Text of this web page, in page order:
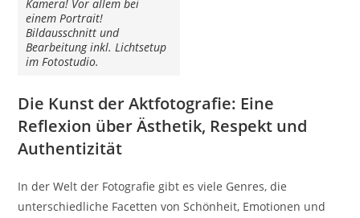
Kamera! Vor allem bei
einem Portrait!
Bildausschnitt und
Bearbeitung inkl. Lichtsetup
im Fotostudio.
Die Kunst der Aktfotografie: Eine
Reflexion über Ästhetik, Respekt und
Authentizität
In der Welt der Fotografie gibt es viele Genres, die
unterschiedliche Facetten von Schönheit, Emotionen und